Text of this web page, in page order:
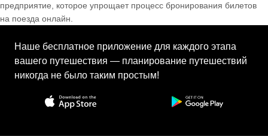
предприятие, которое упрощает процесс бронирования билетов
на поезда онлайн.
Наше бесплатное приложение для каждого этапа
вашего путешествия — планирование путешествий
никогда не было таким простым!